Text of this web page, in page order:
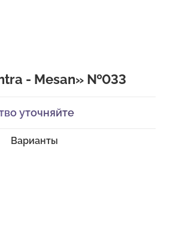
- Mesan» №033
уточняйте
Варианты